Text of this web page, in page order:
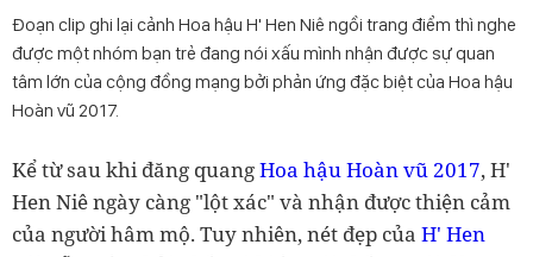
Đoạn clip ghi lại cảnh Hoa hậu H' Hen Niê ngồi trang điểm thì nghe
được một nhóm bạn trẻ đang nói xấu mình nhận được sự quan
tâm lớn của cộng đồng mạng bởi phản ứng đặc biệt của Hoa hậu
Hoàn vũ 2017.
Kể từ sau khi đăng quangHoa hậu Hoàn vũ 2017, H'
Hen Niê ngày càng "lột xác" và nhận được thiện cảm
của người hâm mộ. Tuy nhiên, nét đẹp của H' Hen